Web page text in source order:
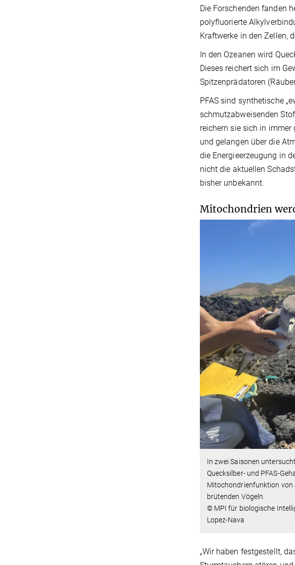
Die Forschenden fanden
polyfluorierte
Kraftwerke in den Zellen,
In den Ozeanen wird
Dieses reichert sich im
Spitzenprädatoren
PFAS sind synthetische
schmutzabweisenden
reichern sie sich in
und gelangen über die
die Energieerzeugung in
nicht die aktuellen
bisher unbekannt.
Mitochondrien
In zwei Saisonen
Quecksilber- und PFAS-
Mitochondrienfunktion von
brütenden Vögeln.
© MPI für biologische
Lopez-Nava
„Wir haben festgestellt,